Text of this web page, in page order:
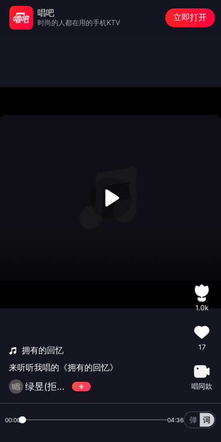
拥有的回忆
来听听我唱的《拥有的回忆》
绿昱(拒币拒币拒币)
1.0k
17
唱同款
00:00 04:36
唱吧
时尚的人都在用的手机KTV
立即打开